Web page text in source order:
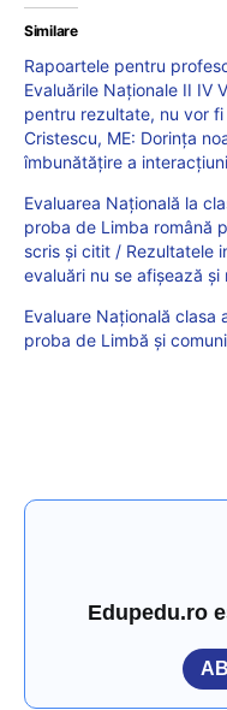
Similare
Rapoartele pentru
Evaluările Naționale II IV
pentru rezultate, nu vor
Cristescu, ME: Dorința
îmbunătățire a
Evaluarea Națională la
proba de Limba română
scris și citit / Rezultatele
evaluări nu se afișează
Evaluare Națională clasa
proba de Limbă și
Edupedu.ro